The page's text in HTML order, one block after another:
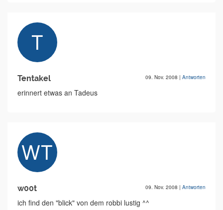
Tentakel 09. Nov. 2008 | Antworten
erinnert etwas an Tadeus
w00t 09. Nov. 2008 | Antworten
ich find den "blick" von dem robbi lustig ^^